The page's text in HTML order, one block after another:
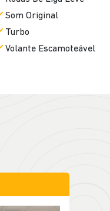
Som Original
Turbo
Volante Escamoteável